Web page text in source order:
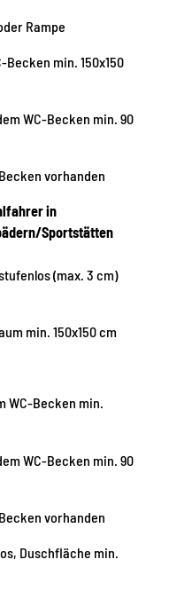
Rampe
min. 150x150
WC-Becken min. 90
vorhanden
in
Sportstätten
(max. 3 cm)
min. 150x150 cm
WC-Becken min.
WC-Becken min. 90
vorhanden
Duschfläche min.